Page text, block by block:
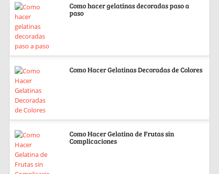
Como hacer gelatinas decoradas paso a
paso
Como Hacer Gelatinas Decoradas de Colores
Como Hacer Gelatina de Frutas sin
Complicaciones